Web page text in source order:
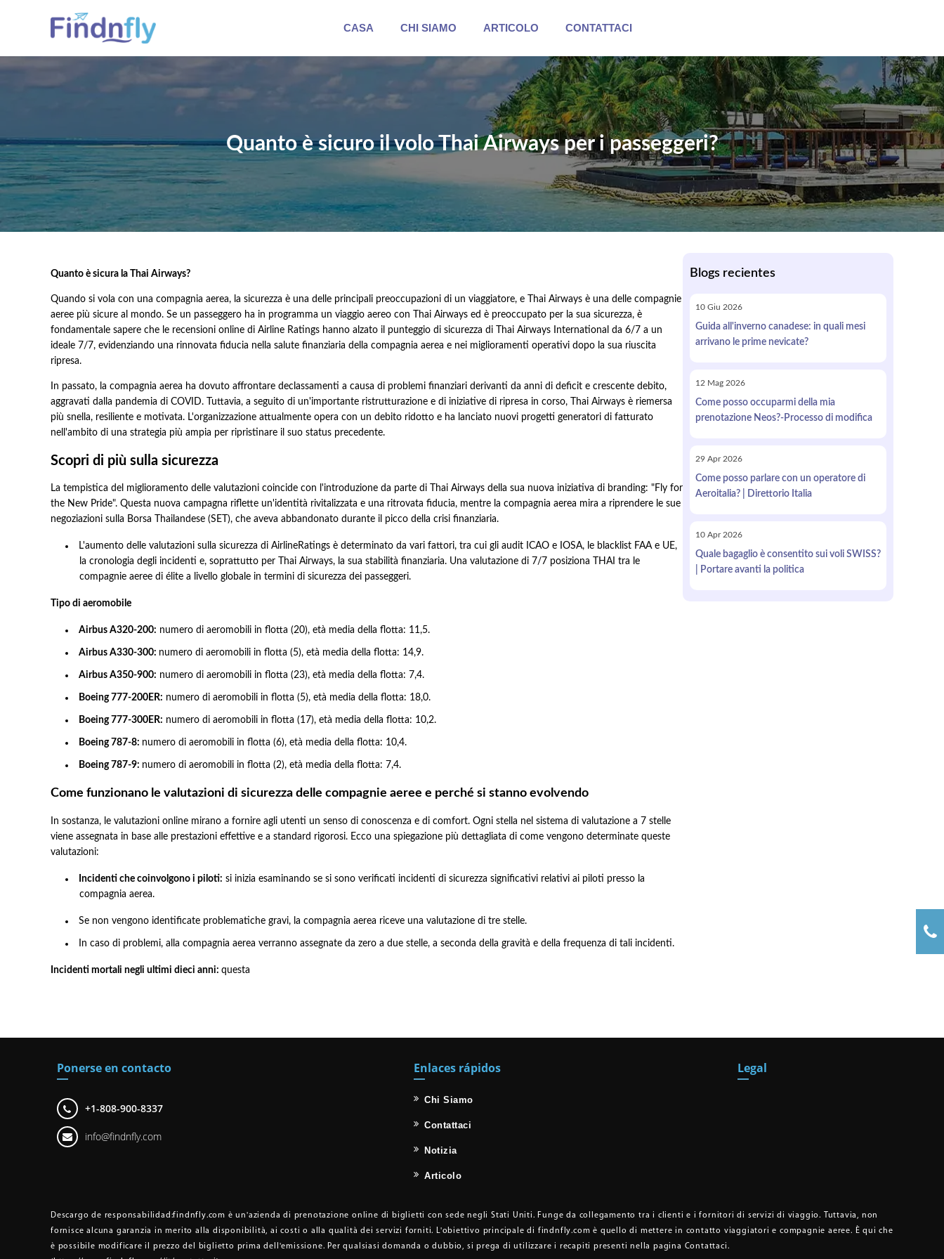
CASA CHI SIAMO ARTICOLO CONTATTACI
Quanto è sicuro il volo Thai Airways per i passeggeri?
Quanto è sicura la Thai Airways?
Quando si vola con una compagnia aerea, la sicurezza è una delle principali preoccupazioni di un viaggiatore, e Thai Airways è una delle compagnie
aeree più sicure al mondo. Se un passeggero ha in programma un viaggio aereo con Thai Airways ed è preoccupato per la sua sicurezza, è
fondamentale sapere che le recensioni online di Airline Ratings hanno alzato il punteggio di sicurezza di Thai Airways International da 6/7 a un
ideale 7/7, evidenziando una rinnovata fiducia nella salute finanziaria della compagnia aerea e nei miglioramenti operativi dopo la sua riuscita
ripresa.
In passato, la compagnia aerea ha dovuto affrontare declassamenti a causa di problemi finanziari derivanti da anni di deficit e crescente debito,
aggravati dalla pandemia di COVID. Tuttavia, a seguito di un'importante ristrutturazione e di iniziative di ripresa in corso, Thai Airways è riemersa
più snella, resiliente e motivata. L'organizzazione attualmente opera con un debito ridotto e ha lanciato nuovi progetti generatori di fatturato
nell'ambito di una strategia più ampia per ripristinare il suo status precedente.
Scopri di più sulla sicurezza
La tempistica del miglioramento delle valutazioni coincide con l'introduzione da parte di Thai Airways della sua nuova iniziativa di branding: "Fly for
the New Pride". Questa nuova campagna riflette un'identità rivitalizzata e una ritrovata fiducia, mentre la compagnia aerea mira a riprendere le sue
negoziazioni sulla Borsa Thailandese (SET), che aveva abbandonato durante il picco della crisi finanziaria.
L'aumento delle valutazioni sulla sicurezza di AirlineRatings è determinato da vari fattori, tra cui gli audit ICAO e IOSA, le blacklist FAA e UE,
la cronologia degli incidenti e, soprattutto per Thai Airways, la sua stabilità finanziaria. Una valutazione di 7/7 posiziona THAI tra le
compagnie aeree di élite a livello globale in termini di sicurezza dei passeggeri.
Tipo di aeromobile
Airbus A320-200: numero di aeromobili in flotta (20), età media della flotta: 11,5.
Airbus A330-300: numero di aeromobili in flotta (5), età media della flotta: 14,9.
Airbus A350-900: numero di aeromobili in flotta (23), età media della flotta: 7,4.
Boeing 777-200ER: numero di aeromobili in flotta (5), età media della flotta: 18,0.
Boeing 777-300ER: numero di aeromobili in flotta (17), età media della flotta: 10,2.
Boeing 787-8: numero di aeromobili in flotta (6), età media della flotta: 10,4.
Boeing 787-9: numero di aeromobili in flotta (2), età media della flotta: 7,4.
Come funzionano le valutazioni di sicurezza delle compagnie aeree e perché si stanno evolvendo
In sostanza, le valutazioni online mirano a fornire agli utenti un senso di conoscenza e di comfort. Ogni stella nel sistema di valutazione a 7 stelle
viene assegnata in base alle prestazioni effettive e a standard rigorosi. Ecco una spiegazione più dettagliata di come vengono determinate queste
valutazioni:
Incidenti che coinvolgono i piloti: si inizia esaminando se si sono verificati incidenti di sicurezza significativi relativi ai piloti presso la
compagnia aerea.
Se non vengono identificate problematiche gravi, la compagnia aerea riceve una valutazione di tre stelle.
In caso di problemi, alla compagnia aerea verranno assegnate da zero a due stelle, a seconda della gravità e della frequenza di tali incidenti.
Incidenti mortali negli ultimi dieci anni: questa
Blogs recientes
10 Giu 2026
Guida all'inverno canadese: in quali mesi
arrivano le prime nevicate?
12 Mag 2026
Come posso occuparmi della mia
prenotazione Neos?-Processo di modifica
29 Apr 2026
Come posso parlare con un operatore di
Aeroitalia? | Direttorio Italia
10 Apr 2026
Quale bagaglio è consentito sui voli SWISS?
| Portare avanti la politica
Ponerse en contacto
+1-808-900-8337
info@findnfly.com
Enlaces rápidos
Chi Siamo
Contattaci
Notizia
Articolo
Legal
Descargo de responsabilidad:findnfly.com è un'azienda di prenotazione online di biglietti con sede negli Stati Uniti. Funge da collegamento tra i clienti e i fornitori di servizi di viaggio. Tuttavia, non
fornisce alcuna garanzia in merito alla disponibilità, ai costi o alla qualità dei servizi forniti. L'obiettivo principale di findnfly.com è quello di mettere in contatto viaggiatori e compagnie aeree. È qui che
è possibile modificare il prezzo del biglietto prima dell'emissione. Per qualsiasi domanda o dubbio, si prega di utilizzare i recapiti presenti nella pagina Contattaci.